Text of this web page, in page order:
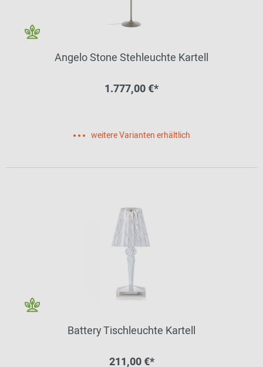
Angelo Stone Stehleuchte Kartell
1.777,00 €*
weitere Varianten erhältlich
Battery Tischleuchte Kartell
211,00 €*